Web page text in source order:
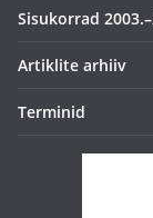
Sisukorrad
Artiklite arhiiv
Terminid